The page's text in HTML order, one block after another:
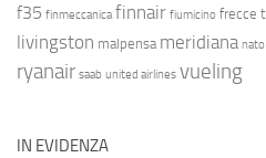
f35 finmeccanica finnair fiumicino frecce
livingston malpensa meridiana nato
ryanair saab united airlines vueling
IN EVIDENZA